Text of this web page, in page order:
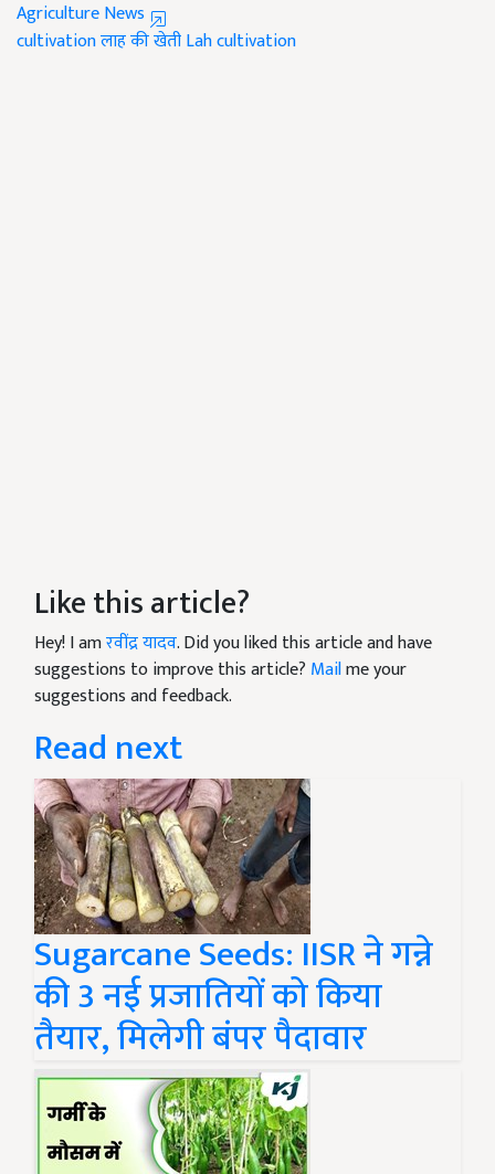
Agriculture News
cultivationलाह की खेतीLah cultivation
Like this article?
Hey! I amरवींद्र यादव. Did you liked this article and have
suggestions to improve this article? Mailme your
suggestions and feedback.
Read next
Sugarcane Seeds: IISR ने गन्ने
की 3 नई प्रजातियों को किया
तैयार, मिलेगी बंपर पैदावार